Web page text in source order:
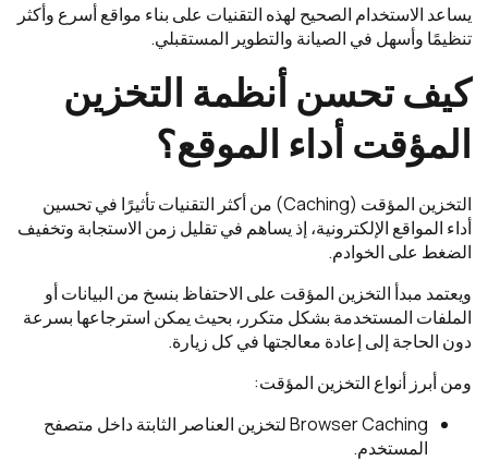
يساعد الاستخدام الصحيح لهذه التقنيات على بناء مواقع أسرع وأكثر
تنظيمًا وأسهل في الصيانة والتطوير المستقبلي.
كيف تحسن أنظمة التخزين
المؤقت أداء الموقع؟
التخزين المؤقت (Caching) من أكثر التقنيات تأثيرًا في تحسين
أداء المواقع الإلكترونية، إذ يساهم في تقليل زمن الاستجابة وتخفيف
الضغط على الخوادم.
ويعتمد مبدأ التخزين المؤقت على الاحتفاظ بنسخ من البيانات أو
الملفات المستخدمة بشكل متكرر، بحيث يمكن استرجاعها بسرعة
دون الحاجة إلى إعادة معالجتها في كل زيارة.
ومن أبرز أنواع التخزين المؤقت:
Browser Caching لتخزين العناصر الثابتة داخل متصفح
المستخدم.